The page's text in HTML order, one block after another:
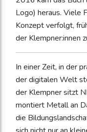
Logo) heraus. Viele
Konzept verfolgt,
der Klempner:innen
In einer Zeit, in der
der digitalen Welt
der Klempner sitzt
montiert Metall an
die